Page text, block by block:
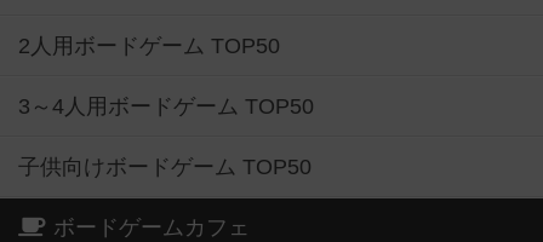
2人用ボードゲーム TOP50
3～4人用ボードゲーム TOP50
子供向けボードゲーム TOP50
ボードゲームカフェ